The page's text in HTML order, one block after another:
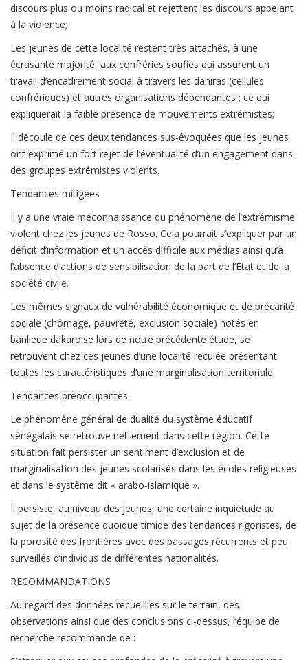
discours plus ou moins radical et rejettent les discours appelant
à la violence;
Les jeunes de cette localité restent très attachés, à une
écrasante majorité, aux confréries soufies qui assurent un
travail d’encadrement social à travers les dahiras (cellules
confrériques) et autres organisations dépendantes ; ce qui
expliquerait la faible présence de mouvements extrémistes;
Il découle de ces deux tendances sus-évoquées que les jeunes
ont exprimé un fort rejet de l’éventualité d’un engagement dans
des groupes extrémistes violents.
Tendances mitigées
Il y a une vraie méconnaissance du phénomène de l’extrémisme
violent chez les jeunes de Rosso. Cela pourrait s’expliquer par un
déficit d’information et un accès difficile aux médias ainsi qu’à
l’absence d’actions de sensibilisation de la part de l’Etat et de la
société civile.
Les mêmes signaux de vulnérabilité économique et de précarité
sociale (chômage, pauvreté, exclusion sociale) notés en
banlieue dakaroise lors de notre précédente étude, se
retrouvent chez ces jeunes d’une localité reculée présentant
toutes les caractéristiques d’une marginalisation territoriale.
Tendances préoccupantes
Le phénomène général de dualité du système éducatif
sénégalais se retrouve nettement dans cette région. Cette
situation fait persister un sentiment d’exclusion et de
marginalisation des jeunes scolarisés dans les écoles religieuses
et dans le système dit « arabo-islamique ».
Il persiste, au niveau des jeunes, une certaine inquiétude au
sujet de la présence quoique timide des tendances rigoristes, de
la porosité des frontières avec des passages récurrents et peu
surveillés d’individus de différentes nationalités.
RECOMMANDATIONS
Au regard des données recueillies sur le terrain, des
observations ainsi que des conclusions ci-dessus, l’équipe de
recherche recommande de :